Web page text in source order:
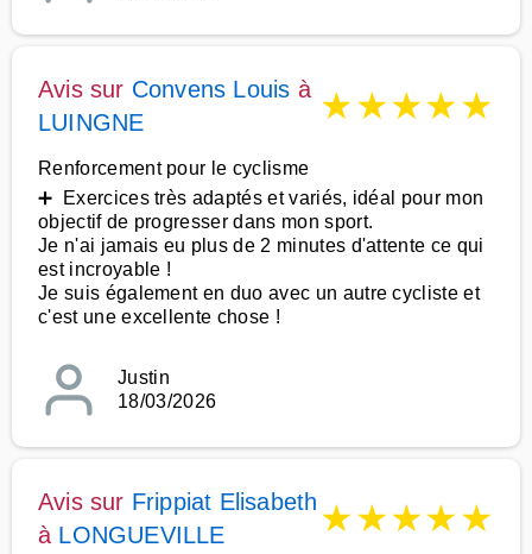
Avis sur Convens Louis à
LUINGNE
★★★★★
Renforcement pour le cyclisme
➕ Exercices très adaptés et variés, idéal pour mon
objectif de progresser dans mon sport.
Je n'ai jamais eu plus de 2 minutes d'attente ce qui
est incroyable !
Je suis également en duo avec un autre cycliste et
c'est une excellente chose !
Justin
18/03/2026
Avis sur Frippiat Elisabeth
à LONGUEVILLE ★★★★★